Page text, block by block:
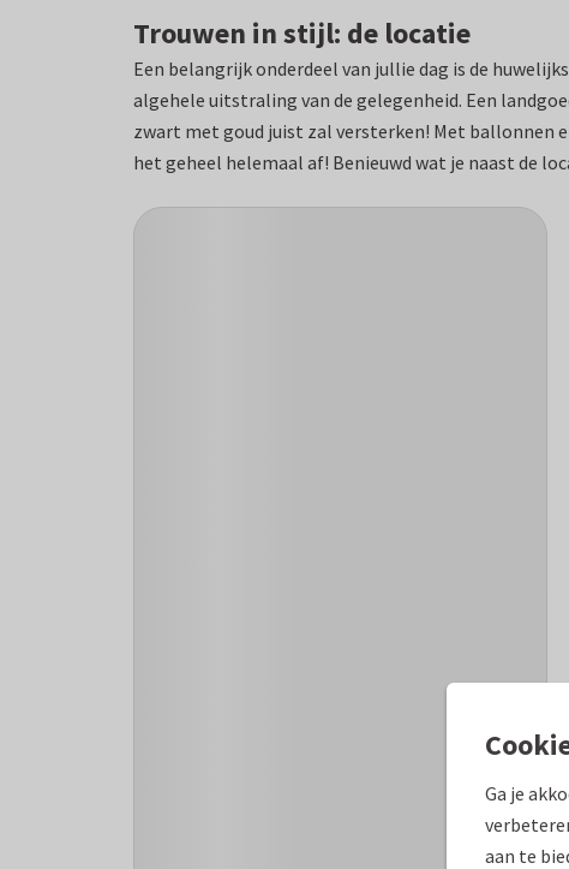
Trouwen in stijl: de locatie
Een belangrijk onderdeel van jullie dag is de
algehele uitstraling van de gelegenheid. Een
zwart met goud juist zal versterken! Met ballonnen
het geheel helemaal af! Benieuwd wat je naast de
Ga je
aan te